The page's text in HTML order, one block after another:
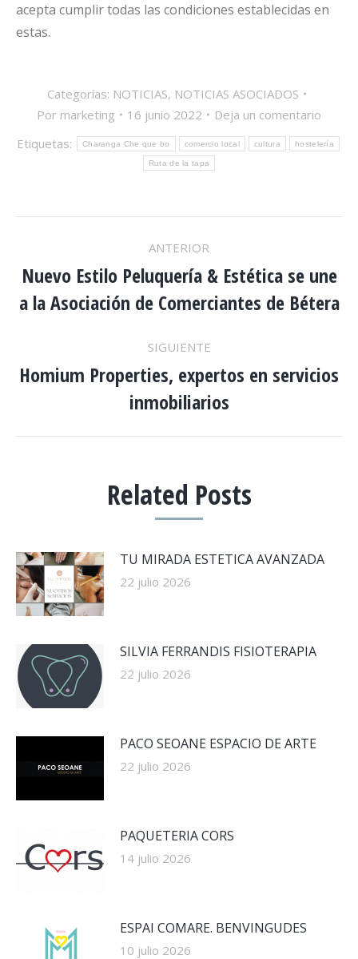
acepta cumplir todas las condiciones establecidas en
estas.
Categorías: NOTICIAS, NOTICIAS ASOCIADOS
Por marketing 16 junio 2022
Deja un comentario
Etiquetas:
Charanga Che que bo comercio local cultura hostelería
Ruta de la tapa
NAVEGACIÓN
ENTRE
PUBLICACIONES
ANTERIOR
Publicación
anterior:
Nuevo Estilo Peluquería & Estética se une
a la Asociación de Comerciantes de Bétera
SIGUIENTE
Publicación
siguiente:
Homium Properties, expertos en servicios
inmobiliarios
Related Posts
TU MIRADA ESTETICA AVANZADA
22 julio 2026
SILVIA FERRANDIS FISIOTERAPIA
22 julio 2026
PACO SEOANE ESPACIO DE ARTE
22 julio 2026
PAQUETERIA CORS
14 julio 2026
ESPAI COMARE. BENVINGUDES
10 julio 2026